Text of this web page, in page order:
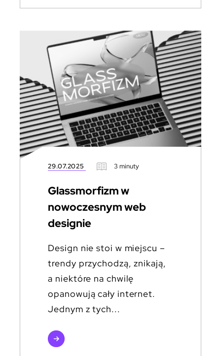
29.07.2025 3 minuty
Glassmorfizm w
nowoczesnym web
designie
Design nie stoi w miejscu –
trendy przychodzą, znikają,
a niektóre na chwilę
opanowują cały internet.
Jednym z tych...
czytaj
więcej